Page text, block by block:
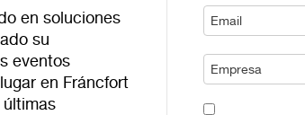
en soluciones
su
eventos
en Fráncfort